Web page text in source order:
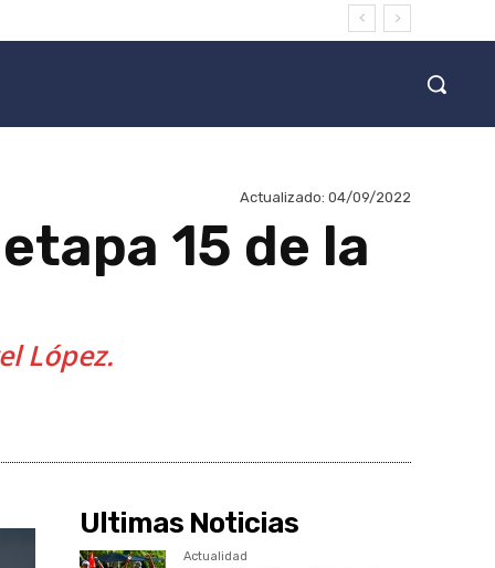
Actualizado: 04/09/2022
15 de la
López.
Ultimas Noticias
Actualidad